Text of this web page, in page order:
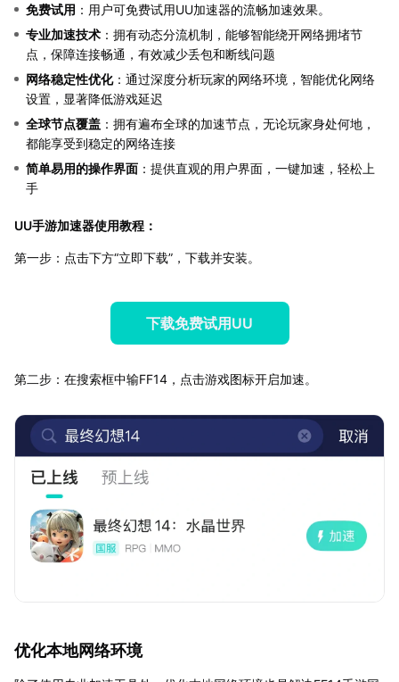
免费试用 ：用户可免费试用UU加速器的流畅加速效果。
专业加速技术 ：拥有动态分流机制，能够智能绕开网络拥堵节
点，保障连接畅通，有效减少丢包和断线问题
网络稳定性优化：通过深度分析玩家的网络环境，智能优化网络
设置，显著降低游戏延迟
全球节点覆盖 ：拥有遍布全球的加速节点，无论玩家身处何地，
都能享受到稳定的网络连接
简单易用的操作界面 ：提供直观的用户界面，一键加速，轻松上
手
UU手游加速器使用教程：
第一步：点击下方“立即下载”，下载并安装。
下载免费试用UU
第二步：在搜索框中输FF14，点击游戏图标开启加速。
优化本地网络环境